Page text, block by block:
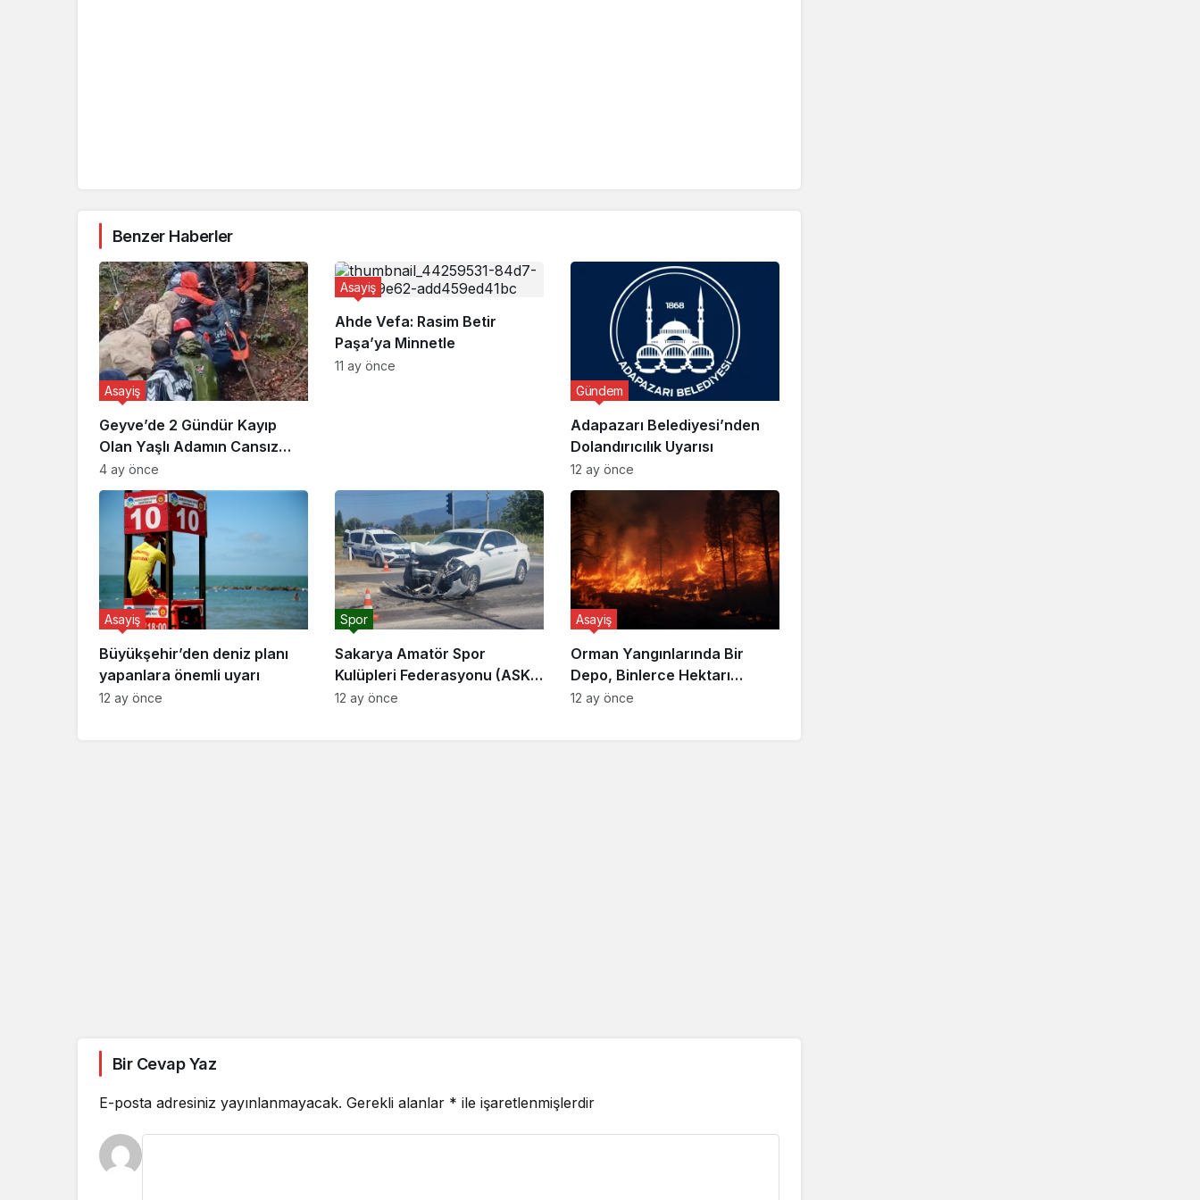
Benzer Haberler
Geyve’de 2 Gündür Kayıp
Olan Yaşlı Adamın Cansız
Bedeni Bulundu
Asayiş
4 ay önce
Ahde Vefa: Rasim Betir
Paşa’ya Minnetle
Asayiş
11 ay önce
Adapazarı Belediyesi’nden
Dolandırıcılık Uyarısı
Gündem
12 ay önce
Büyükşehir’den deniz planı
yapanlara önemli uyarı
Asayiş
12 ay önce
Sakarya Amatör Spor
Kulüpleri Federasyonu (ASKF)
Başkanı Yaşar Zımba,
Spor
12 ay önce
Orman Yangınlarında Bir
Depo, Binlerce Hektarı
Kurtarabilir
Asayiş
12 ay önce
Bir Cevap Yaz
E-posta adresiniz yayınlanmayacak. Gerekli alanlar * ile işaretlenmişlerdir